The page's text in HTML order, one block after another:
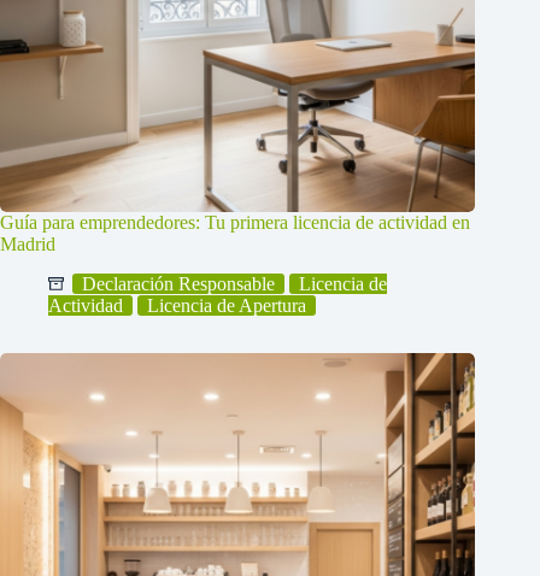
Guía para emprendedores: Tu primera licencia de actividad en
Madrid
Declaración Responsable
Licencia de
Actividad
Licencia de Apertura